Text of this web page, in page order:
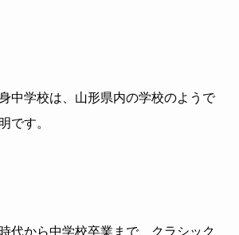
中学校は、山形県内の学校のようで
です。
代から中学校卒業まで、クラシック